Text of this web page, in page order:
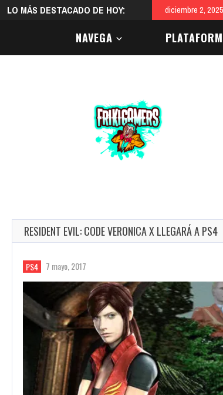
LO MÁS DESTACADO DE HOY: diciembre 2, 2025
NAVEGA
RESIDENT EVIL: CODE VERONICA X LLEGARÁ A PS4
PS4 7 mayo, 2017